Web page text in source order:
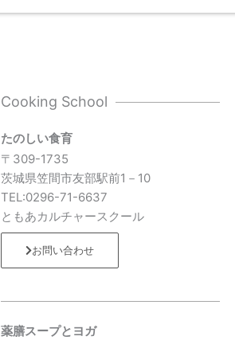
Cooking School
たのしい食育
〒309-1735
茨城県笠間市友部駅前1－10
TEL:0296-71-6637
ともあカルチャースクール
お問い合わせ
薬膳スープとヨガ